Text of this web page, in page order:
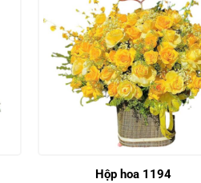
Hộp hoa 1194